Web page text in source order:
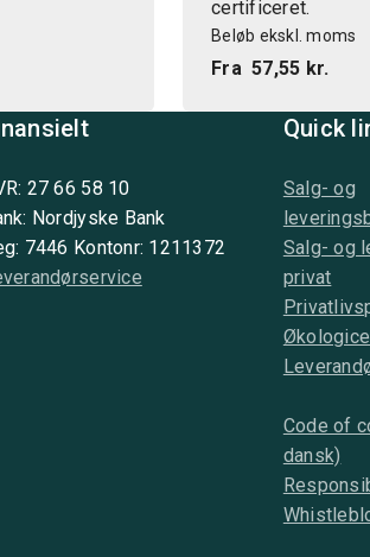
certificeret.
Beløb ekskl. moms
Fra 57,55 kr.
27 66 58 10
Nordjyske Bank
7446 Kontonr: 1211372
Quick
Salg- og
Salg- og
privat
Code of
dansk)